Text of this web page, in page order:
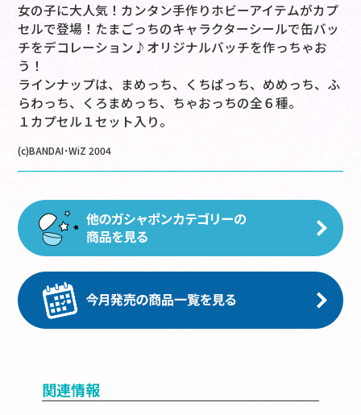
女の子に大人気！カンタン手作りホビーアイテムがカプ
セルで登場！たまごっちのキャラクターシールで缶バッ
チをデコレーション♪オリジナルバッチを作っちゃお
う！
ラインナップは、まめっち、くちぱっち、めめっち、ふ
らわっち、くろまめっち、ちゃおっちの全６種。
１カプセル１セット入り。
(c)BANDAI･WiZ 2004
関連情報